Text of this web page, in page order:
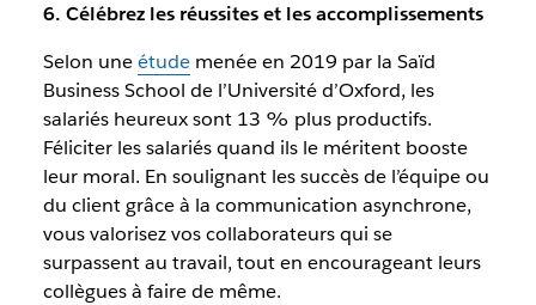
6. Célébrez les réussites et les accomplissements
Selon uneétudemenée en 2019 par la Saïd
Business School de l’Université d’Oxford, les
salariés heureux sont 13 % plus productifs.
Féliciter les salariés quand ils le méritent booste
leur moral. En soulignant les succès de l’équipe ou
du client grâce à la communication asynchrone,
vous valorisez vos collaborateurs qui se
surpassent au travail, tout en encourageant leurs
collègues à faire de même.